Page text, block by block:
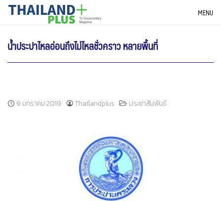
SkipTHAILANDPLUS NEWS MENU
น้ำประปาไหลอ่อนถึงไม่ไหลชั่วคราว หลายพื้นที่
9 มกราคม 2019 Thailandplus ประชาสัมพันธ์